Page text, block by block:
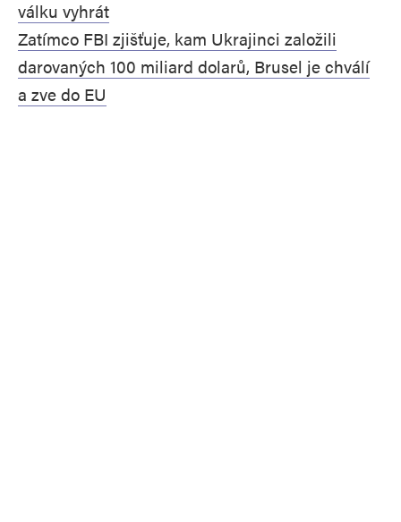
válku vyhrát
Zatímco FBI zjišťuje, kam Ukrajinci založili
darovaných 100 miliard dolarů, Brusel je chválí
a zve do EU